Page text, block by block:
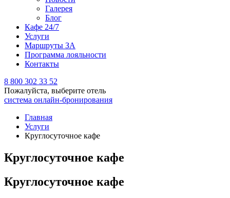
Галерея
Блог
Кафе 24/7
Услуги
Маршруты ЗА
Программа лояльности
Контакты
8 800 302 33 52
Пожалуйста, выберите отель
система онлайн-бронирования
Главная
Услуги
Круглосуточное кафе
Круглосуточное кафе
Круглосуточное кафе